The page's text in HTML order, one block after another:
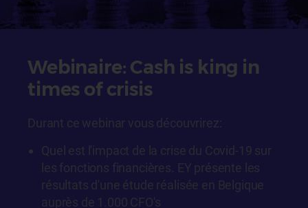
Webinaire: Cash is king in
times of crisis
Durant ce webinar vous découvrirez:
Quel est l'impact de la crise du Covid-19 sur
les fonctions financières. EY présente les
résultats d'une étude réalisée en Belgique
auprès de 1.000 CFO's